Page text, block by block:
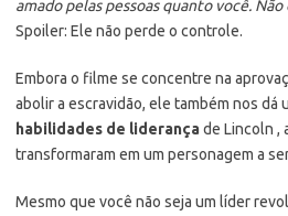
amado pelas pessoas quanto você.
Spoiler: Ele não perde o controle.
Embora o filme se concentre na
abolir a escravidão, ele também nos dá
habilidades de liderançade Lincoln ,
transformaram em um personagem a
Mesmo que você não seja um líder